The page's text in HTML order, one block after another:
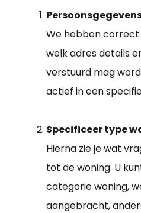
We hebben correct
welk adres details
verstuurd mag
actief in een
Specificeer type
Hierna zie je wat
tot de woning. U
categorie woning,
aangebracht,